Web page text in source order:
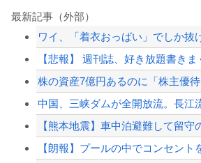
最新記事（外部）